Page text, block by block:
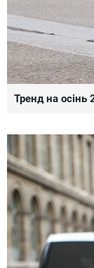
Тренд на осінь